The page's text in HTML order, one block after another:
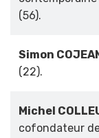
(56).
Simon
(22).
Michel
cofondateur